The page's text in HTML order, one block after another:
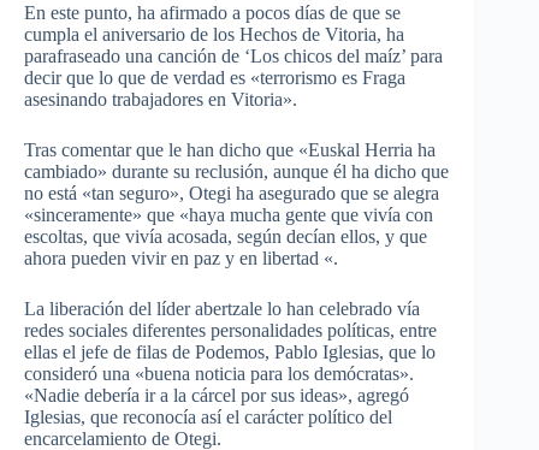
En este punto, ha afirmado a pocos días de que se
cumpla el aniversario de los Hechos de Vitoria, ha
parafraseado una canción de ‘Los chicos del maíz’ para
decir que lo que de verdad es «terrorismo es Fraga
asesinando trabajadores en Vitoria».
Tras comentar que le han dicho que «Euskal Herria ha
cambiado» durante su reclusión, aunque él ha dicho que
no está «tan seguro», Otegi ha asegurado que se alegra
«sinceramente» que «haya mucha gente que vivía con
escoltas, que vivía acosada, según decían ellos, y que
ahora pueden vivir en paz y en libertad «.
La liberación del líder abertzale lo han celebrado vía
redes sociales diferentes personalidades políticas, entre
ellas el jefe de filas de Podemos, Pablo Iglesias, que lo
consideró una «buena noticia para los demócratas».
«Nadie debería ir a la cárcel por sus ideas», agregó
Iglesias, que reconocía así el carácter político del
encarcelamiento de Otegi.